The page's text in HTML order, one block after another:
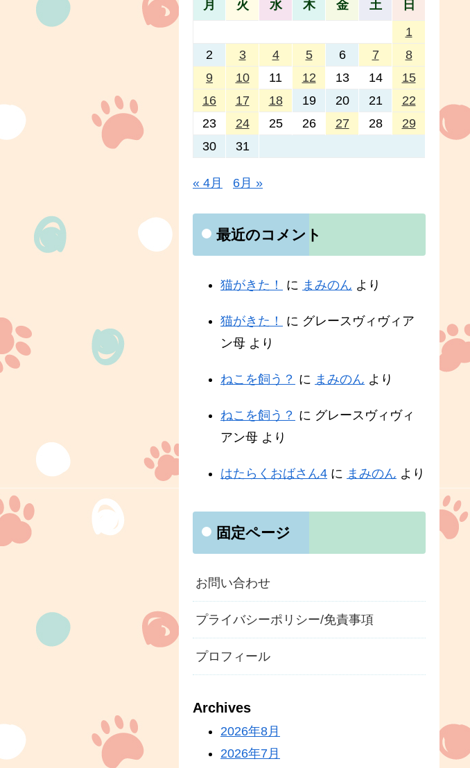
月
火 水 木 金 土
日
1
2
3 4 5 6 7
8
9
10 11 12 13 14
15
16
17 18 19 20 21
22
23
24 25 26 27 28
29
30
31
« 4月 6月 »
最近のコメント
猫がきた！ に まみのん より
猫がきた！ に グレースヴィヴィア
ン母 より
ねこを飼う？ に まみのん より
ねこを飼う？ に グレースヴィヴィ
アン母 より
はたらくおばさん4 に まみのん より
固定ページ
お問い合わせ
プライバシーポリシー/免責事項
プロフィール
Archives
2026年8月
2026年7月